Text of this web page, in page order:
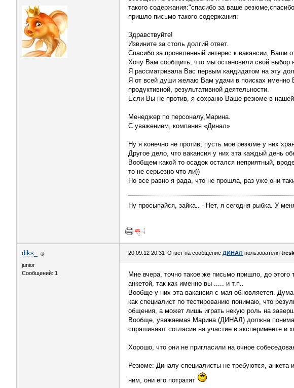
такого содержания:"спасибо за ваше
пришло письмо такого содержания:
Здравствуйте!
Извините за столь долгий ответ.
Спасибо за проявленный интерес к вакансии, Ваши
Хочу Вам сообщить, что мы остановили свой выбор
Я рассматривала Вас первым кандидатом на эту
Я от всей души желаю Вам удачи в поисках именно
продуктивной, результативной деятельности.
Если Вы не против, я сохраню Ваше резюме в
Менеджер по персоналу,Марина.
С уважением, компания «Динал»
Ну я конечно не против, пусть мое резюме у них
Другое дело, что вакансия у них эта каждый день
Вообщем какой то осадок остался неприятный,
то не серьезно что ли))
Но все равно я рада, что не прошла, раз уже они
Ну просыпайся, зайка.. - Нет, я сегодня рыбка. У
diks_
junior
Сообщений: 1
20.09.12 20:31 Ответ на сообщение ДИНАЛ пользователя
Мне вчера, точно такое же письмо пришло, до
анкетой, так как именно вы ..... и т.п..
Вообще у них эта вакансия с мая обновляется.
как специалист по тестированию понимаю, что
общения, а может лишь играть некую роль на
Вообще, уважаемая Марина (ДИНАЛ) должна
спрашивают согласие на участие в эксперименте и
Хорошо, что они не пригласили на очное
Резюме: Диналу специалисты не требуются, анкета
ним, они его потратят